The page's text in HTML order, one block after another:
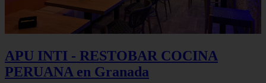
APU INTI - RESTOBAR COCINA
PERUANA en Granada